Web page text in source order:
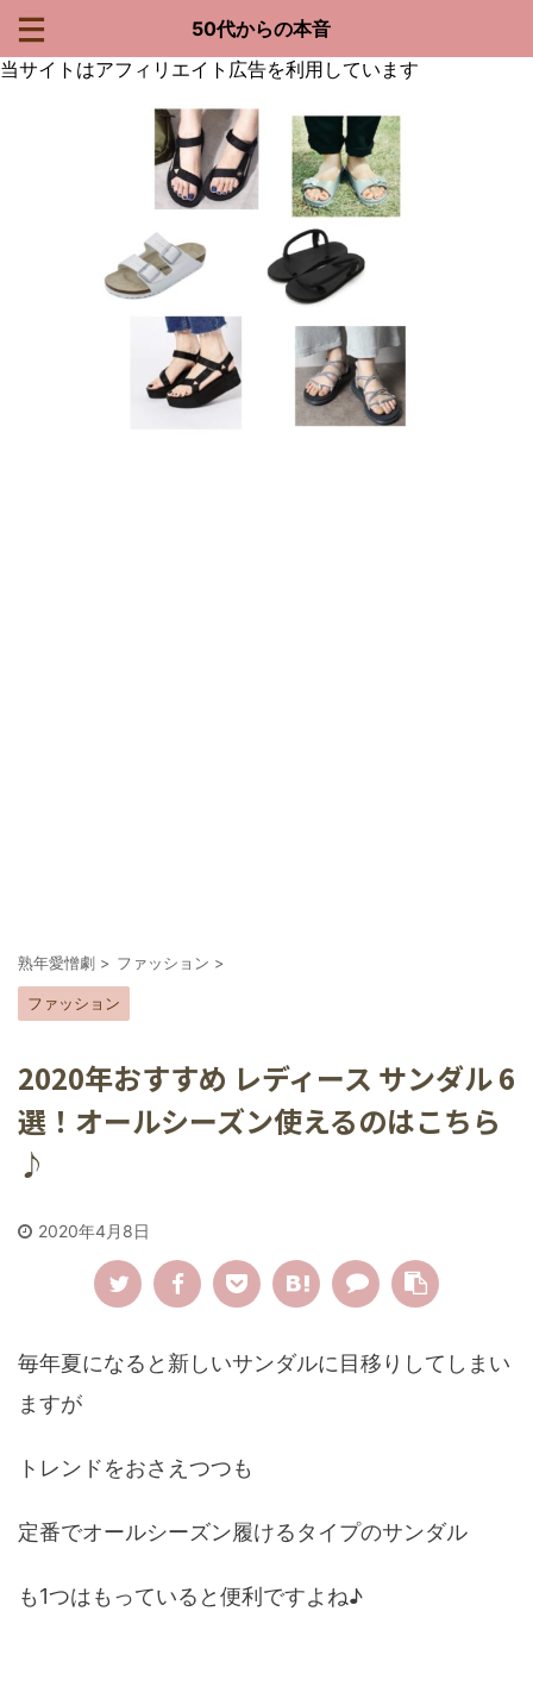
50代からの本音
当サイトはアフィリエイト広告を利用しています
熟年愛憎劇 > ファッション >
ファッション
2020年おすすめ レディース サンダル 6
選！オールシーズン使えるのはこちら
♪
2020年4月8日
毎年夏になると新しいサンダルに目移りしてしまい
ますが
トレンドをおさえつつも
定番でオールシーズン履けるタイプのサンダル
も1つはもっていると便利ですよね♪